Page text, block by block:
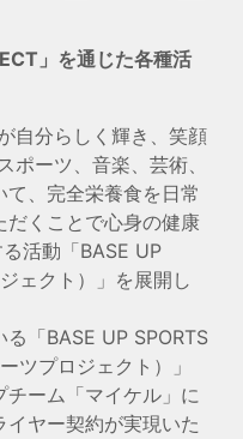
」を通じた各種活
自分らしく輝き、笑顔
ポーツ、音楽、芸術、
、完全栄養食を日常
だくことで心身の健康
活動「BASE UP
ェクト）」を展開し
「BASE UP SPORTS
ツプロジェクト）」
ーム「マイケル」に
ヤー契約が実現いた